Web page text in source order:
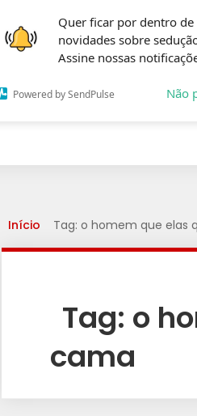
Quer ficar por dentro de
novidades sobre
Assine nossas
Powered by SendPulse Não
Início Tag: o homem que elas
Tag: o
cama